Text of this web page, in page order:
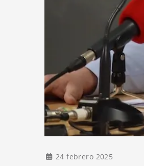
24 febrero 2025